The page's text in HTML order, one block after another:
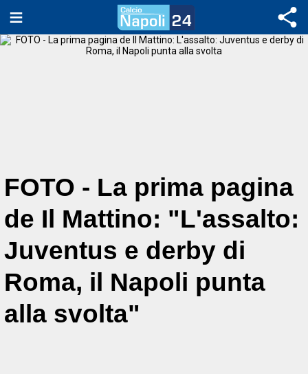
FOTO - La prima pagina
de Il Mattino: "L'assalto:
Juventus e derby di
Roma, il Napoli punta
alla svolta"